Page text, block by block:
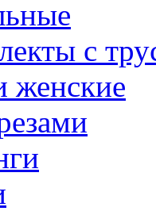
с
женские